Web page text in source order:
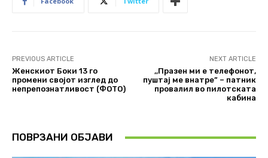
PREVIOUS ARTICLE
Женскиот Боки 13 го
промени својот изглед до
непрепознатливост (ФОТО)
NEXT ARTICLE
,,Празен ми е телефонот,
пуштај ме внатре” – патник
провалил во пилотската
кабина
ПОВРЗАНИ ОБЈАВИ